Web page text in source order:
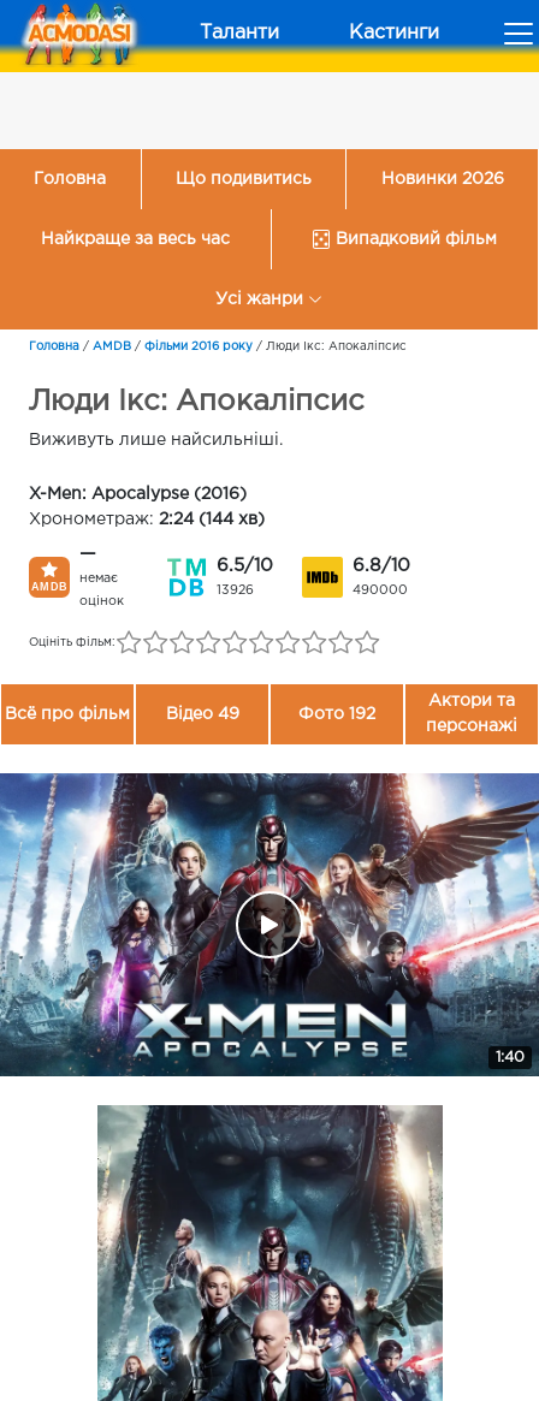
Таланти Кастинги
Головна Що подивитись Новинки 2026
Найкраще за весь час Випадковий фільм
Усі жанри
Головна / AMDB / Фільми 2016 року / Люди Ікс: Апокаліпсис
Люди Ікс: Апокаліпсис
Виживуть лише найсильніші.
X-Men: Apocalypse (2016)
Хронометраж: 2:24 (144 хв)
—
немає
оцінок
6.5/10
13926
6.8/10
490000
Оцініть фільм:
Всё про фільм Відео 49 Фото 192
Актори та
персонажі
1:40